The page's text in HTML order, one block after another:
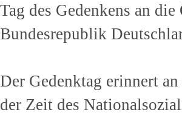
Tag des Gedenkens an
Bundes­republik
Der Gedenktag erinnert
der Zeit des